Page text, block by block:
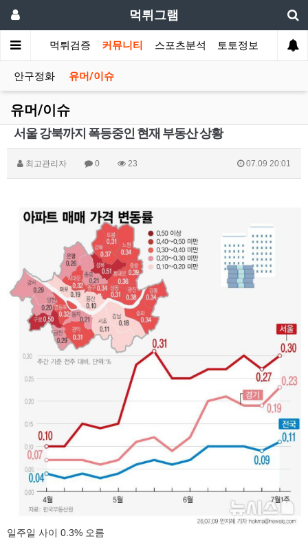
먹튀그램
먹튀검증 커뮤니티 스포츠분석 토토정보
안구정화 유머/이슈
유머/이슈
서울 강북까지 폭등중인 현재 부동산 상황
최고관리자 0 23 07.09 20:01
일주일 사이 0.3% 오름